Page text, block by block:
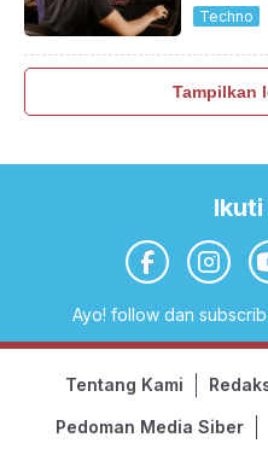
Techno
Tampilkan
Ikuti
Ayo! follow dan
Tentang Kami
Pedoman Media Siber